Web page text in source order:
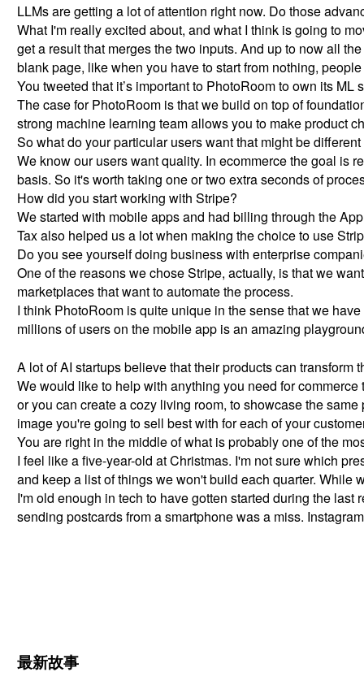
LLMs are getting a lot of attention right now. Do those
What I'm really excited about, and what I think is going to
get a result that merges the two inputs. And up to now all
blank page, like when you have to start from nothing,
You tweeted that it’s important to PhotoRoom to own its ML
The case for PhotoRoom is that we build on top of
strong machine learning team allows you to make product
So what do your particular users want that might be
We know our users want quality. In ecommerce the goal is
basis. So it's worth taking one or two extra seconds of
How did you start working with Stripe?
We started with mobile apps and had billing through the
Taxalso helped us a lot when making the choice to use
Do you see yourself doing business with enterprise
One of the reasons we chose Stripe, actually, is that we
marketplaces that want to automate the process.
I think PhotoRoom is quite unique in the sense that we
millions of users on the mobile app is an amazing
A lot of AI startups believe that their products can
We would like to help with anything you need for
or you can create a cozy living room, to showcase the
image you're going to sell best with for each of your
You are right in the middle of what is probably one of the
I feel like a five-year-old at Christmas. I'm not sure which
and keep a list of things we won't build each quarter. While
I'm old enough in tech to have gotten started during the
sending postcards from a smartphone was a miss.
最新故事